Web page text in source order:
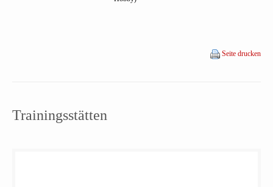
Seite drucken
Trainingsstätten